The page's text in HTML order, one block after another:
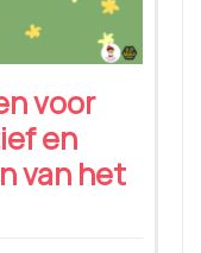
voor
en
van het